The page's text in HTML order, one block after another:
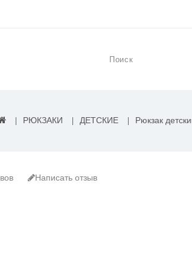
РЮКЗАКИ ДЕТСКИЕ Рюкзак
Написать отзыв